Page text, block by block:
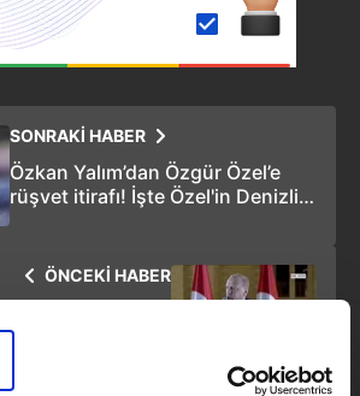
SONRAKİ HABER
Özkan Yalım’dan Özgür Özel’e
rüşvet itirafı! İşte Özel'in Denizli
ÖNCEKİ HABER